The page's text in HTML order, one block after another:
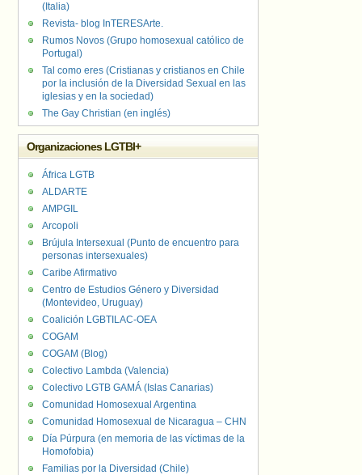
(Italia)
Revista- blog InTERESArte.
Rumos Novos (Grupo homosexual católico de
Portugal)
Tal como eres (Cristianas y cristianos en Chile
por la inclusión de la Diversidad Sexual en las
iglesias y en la sociedad)
The Gay Christian (en inglés)
Organizaciones LGTBI+
África LGTB
ALDARTE
AMPGIL
Arcopoli
Brújula Intersexual (Punto de encuentro para
personas intersexuales)
Caribe Afirmativo
Centro de Estudios Género y Diversidad
(Montevideo, Uruguay)
Coalición LGBTILAC-OEA
COGAM
COGAM (Blog)
Colectivo Lambda (Valencia)
Colectivo LGTB GAMÁ (Islas Canarias)
Comunidad Homosexual Argentina
Comunidad Homosexual de Nicaragua – CHN
Día Púrpura (en memoria de las víctimas de la
Homofobia)
Familias por la Diversidad (Chile)